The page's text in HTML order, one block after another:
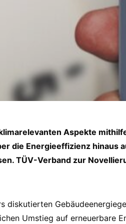
Aspekte
die Energieeffizienz hinaus
TÜV-Verband zur
diskutierten
Umstieg auf erneuerbare